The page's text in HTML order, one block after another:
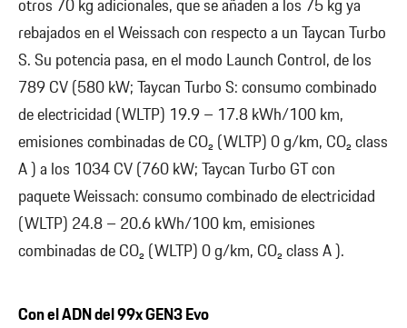
otros 70 kg adicionales, que se añaden a los 75 kg ya
rebajados en el Weissach con respecto a un Taycan Turbo
S. Su potencia pasa, en el modo Launch Control, de los
789 CV (580 kW; Taycan Turbo S: consumo combinado
de electricidad (WLTP) 19.9 – 17.8 kWh/100 km,
emisiones combinadas de CO₂ (WLTP) 0 g/km, CO₂ class
A ) a los 1034 CV (760 kW; Taycan Turbo GT con
paquete Weissach: consumo combinado de electricidad
(WLTP) 24.8 – 20.6 kWh/100 km, emisiones
combinadas de CO₂ (WLTP) 0 g/km, CO₂ class A ).
Con el ADN del 99x GEN3 Evo